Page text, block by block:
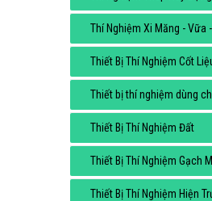
Thí Nghiệm Xi Măng - Vữa
Thiết Bị Thí Nghiệm Cốt
Thiết bị thí nghiệm dùng
Thiết Bị Thí Nghiệm Đất
Thiết Bị Thí Nghiệm Gạch
Thiết Bị Thí Nghiệm Hiện